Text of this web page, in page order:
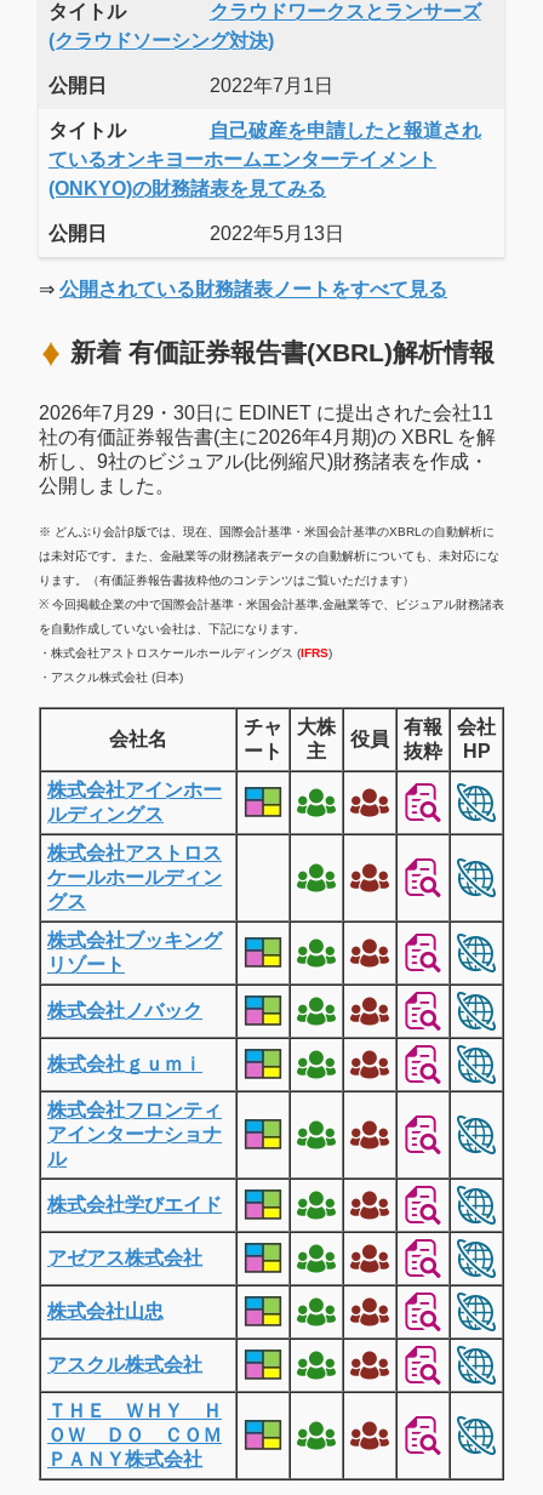
タイトル
クラウドワークスとランサーズ
(クラウドソーシング対決)
公開日 2022年7月1日
タイトル
自己破産を申請したと報道され
ているオンキヨーホームエンターテイメント
(ONKYO)の財務諸表を見てみる
公開日 2022年5月13日
⇒ 公開されている財務諸表ノートをすべて見る
新着 有価証券報告書(XBRL)解析情報
2026年7月29・30日に EDINET に提出された会社11
社の有価証券報告書(主に2026年4月期)の XBRL を解
析し、9社のビジュアル(比例縮尺)財務諸表を作成・
公開しました。
※ どんぶり会計β版では、現在、国際会計基準・米国会計基準のXBRLの自動解析に
は未対応です。また、金融業等の財務諸表データの自動解析についても、未対応にな
ります。（有価証券報告書抜粋他のコンテンツはご覧いただけます）
※ 今回掲載企業の中で国際会計基準・米国会計基準,金融業等で、ビジュアル財務諸表
を自動作成していない会社は、下記になります。
・株式会社アストロスケールホールディングス (IFRS)
・アスクル株式会社 (日本)
会社名
チャ
ート
大株
主
役員
有報
抜粋
会社
HP
株式会社アインホー
ルディングス
株式会社アストロス
ケールホールディン
グス
株式会社ブッキング
リゾート
株式会社ノバック
株式会社ｇｕｍｉ
株式会社フロンティ
アインターナショナ
ル
株式会社学びエイド
アゼアス株式会社
株式会社山忠
アスクル株式会社
ＴＨＥ ＷＨＹ Ｈ
ＯＷ ＤＯ ＣＯＭ
ＰＡＮＹ株式会社